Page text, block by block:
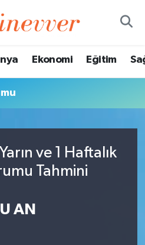
Ekonomi Eğitim
ve 1 Haftalık
Tahmini
AN